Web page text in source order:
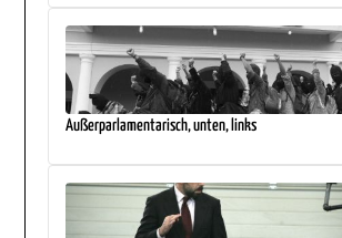
Außerparlamentarisch, unten, links